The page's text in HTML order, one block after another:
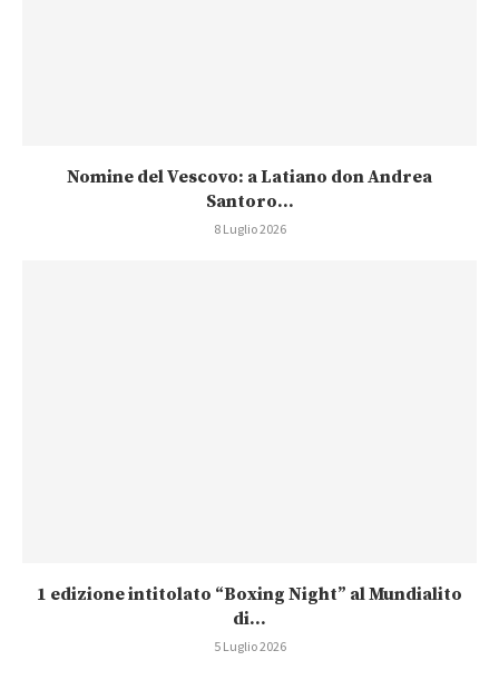
Nomine del Vescovo: a Latiano don Andrea
Santoro...
8 Luglio 2026
1 edizione intitolato “Boxing Night” al Mundialito
di...
5 Luglio 2026